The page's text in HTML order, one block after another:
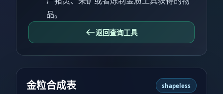
品。
返回查询工具
金粒合成表 shapeless